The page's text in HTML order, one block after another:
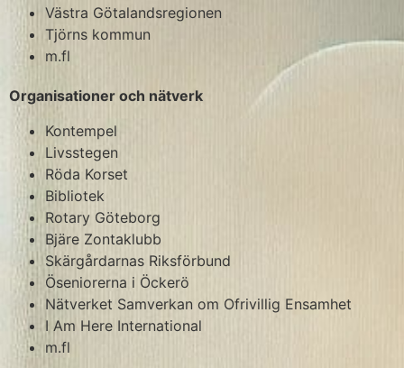
Västra Götalandsregionen
Tjörns kommun
m.fl
Organisationer och nätverk
Kontempel
Livsstegen
Röda Korset
Bibliotek
Rotary Göteborg
Bjäre Zontaklubb
Skärgårdarnas Riksförbund
Öseniorerna i Öckerö
Nätverket Samverkan om Ofrivillig Ensamhet
I Am Here International
m.fl